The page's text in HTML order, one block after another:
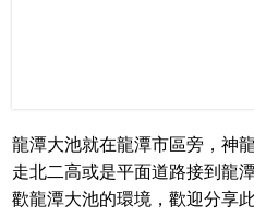
龍潭大池就在龍潭市區旁，神
走北二高或是平面道路接到龍
歡龍潭大池的環境，歡迎分享